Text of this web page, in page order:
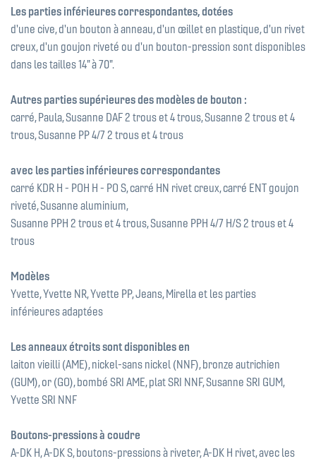
Les parties inférieures correspondantes, dotées
d'une cive, d'un bouton à anneau, d'un œillet en plastique, d'un rivet
creux, d'un goujon riveté ou d'un bouton-pression sont disponibles
dans les tailles 14" à 70".
Autres parties supérieures des modèles de bouton :
carré, Paula, Susanne DAF 2 trous et 4 trous, Susanne 2 trous et 4
trous, Susanne PP 4/7 2 trous et 4 trous
avec les parties inférieures correspondantes
carré KDR H - POH H - PO S, carré HN rivet creux, carré ENT goujon
riveté, Susanne aluminium,
Susanne PPH 2 trous et 4 trous, Susanne PPH 4/7 H/S 2 trous et 4
trous
Modèles
Yvette, Yvette NR, Yvette PP, Jeans, Mirella et les parties
inférieures adaptées
Les anneaux étroits sont disponibles en
laiton vieilli (AME), nickel-sans nickel (NNF), bronze autrichien
(GUM), or (GO), bombé SRI AME, plat SRI NNF, Susanne SRI GUM,
Yvette SRI NNF
Boutons-pressions à coudre
A-DK H, A-DK S, boutons-pressions à riveter, A-DK H rivet, avec les